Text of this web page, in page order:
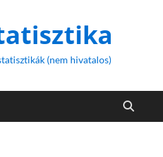
(nem hivatalos)